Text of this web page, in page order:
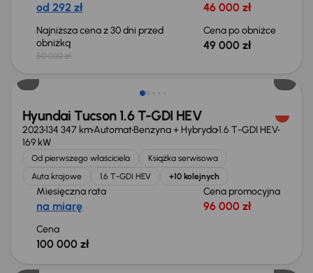
od 292 zł 46 000 zł
Najniższa cena z 30 dni przed
obniżką
50 000 zł
Cena po obniżce
49 000 zł
Możliwość odliczenia VAT
Hyundai Tucson 1.6 T-GDI HEV
2023134 347 kmAutomatBenzyna + Hybryda1.6 T-GDI HEV
169 kW
Od pierwszego właściciela
Książka serwisowa
Auta krajowe
1.6 T-GDI HEV +10 kolejnych
Miesięczna rata
na miarę
Cena promocyjna
96 000 zł
Cena
100 000 zł